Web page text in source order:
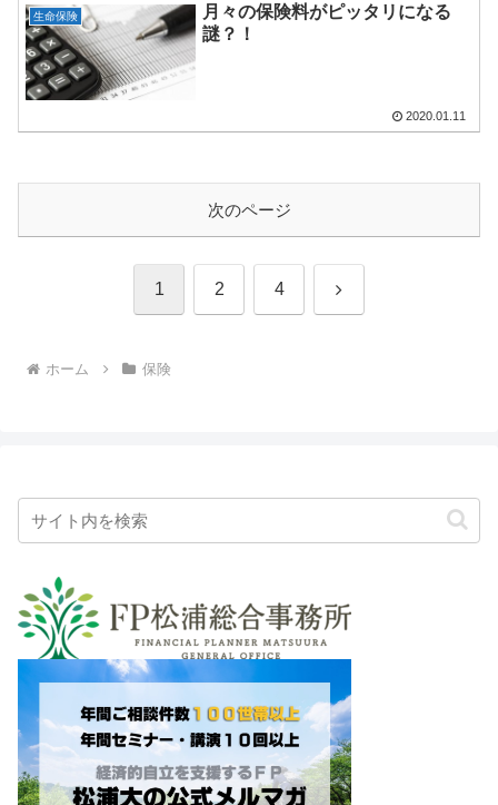
生命保険
月々の保険料がピッタリになる
謎？！
2020.01.11
次のページ
1 2 4 次
ホーム 保険